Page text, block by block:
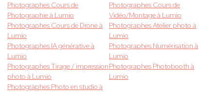
Photographes Cours de
Photographie à Lumio
Photographes Cours de
Vidéo/Montage à Lumio
Photographes Cours de Drone à
Lumio
Photographes Atelier photo à
Lumio
Photographes IA générative à
Lumio
Photographes Numérisation à
Lumio
Photographes Tirage / impression
photo à Lumio
Photographes Photobooth à
Lumio
Photographes Photo en studio à